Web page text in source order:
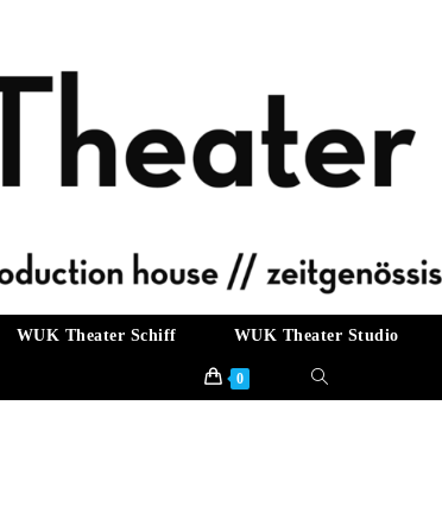
WUK Theater Schiff WUK Theater Studio
0 Website-